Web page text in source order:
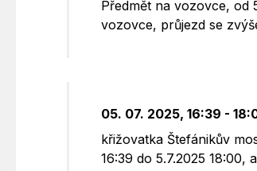
Předmět na vozovce, od
vozovce, průjezd se
05. 07. 2025, 16:39 -
křižovatka Štefánikův
16:39 do 5.7.2025